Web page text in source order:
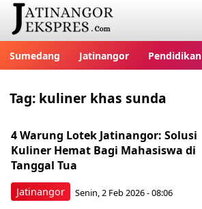
Sumedang Jatinangor Pendidikan
Tag: kuliner khas sunda
Jatinangor
4 Warung Lotek Jatinangor: Solusi
Kuliner Hemat Bagi Mahasiswa di
Tanggal Tua
Senin, 2 Feb 2026 - 08:06